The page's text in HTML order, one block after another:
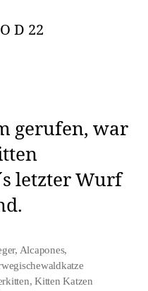
D 22
gerufen, war
letzter Wurf
, Alcapones,
,Kitten Katzen